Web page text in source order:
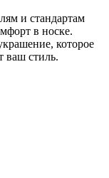
и стандартам
в носке.
которое
ваш стиль.